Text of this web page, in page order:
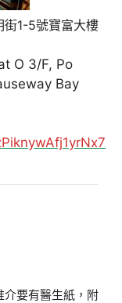
街1-5號寶富大樓
O 3/F, Po
Bay
要有醫生紙，附